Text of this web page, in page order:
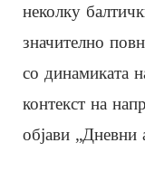
неколку
значително
со динамиката
контекст на
објави „Дневни